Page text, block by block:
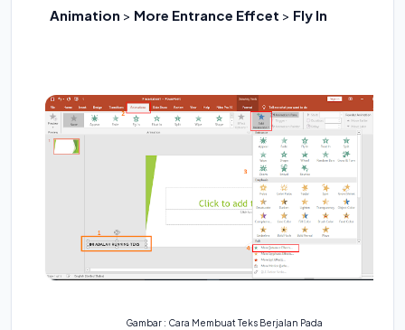
Animation > More Entrance Effcet > Fly In
Gambar : Cara Membuat Teks Berjalan Pada